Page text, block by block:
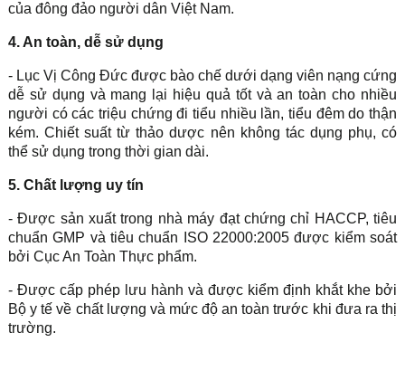
của đông đảo người dân Việt Nam.
4. An toàn, dễ sử dụng
- Lục Vị Công Đức được bào chế dưới dạng viên nạng cứng
dễ sử dụng và mang lại hiệu quả tốt và an toàn cho nhiều
người có các triệu chứng đi tiểu nhiều lần, tiểu đêm do thận
kém. Chiết suất từ thảo dược nên không tác dụng phụ, có
thể sử dụng trong thời gian dài.
5. Chất lượng uy tín
- Được sản xuất trong nhà máy đạt chứng chỉ HACCP, tiêu
chuẩn GMP và tiêu chuẩn ISO 22000:2005 được kiểm soát
bởi Cục An Toàn Thực phẩm.
- Được cấp phép lưu hành và được kiểm định khắt khe bởi
Bộ y tế về chất lượng và mức độ an toàn trước khi đưa ra thị
trường.